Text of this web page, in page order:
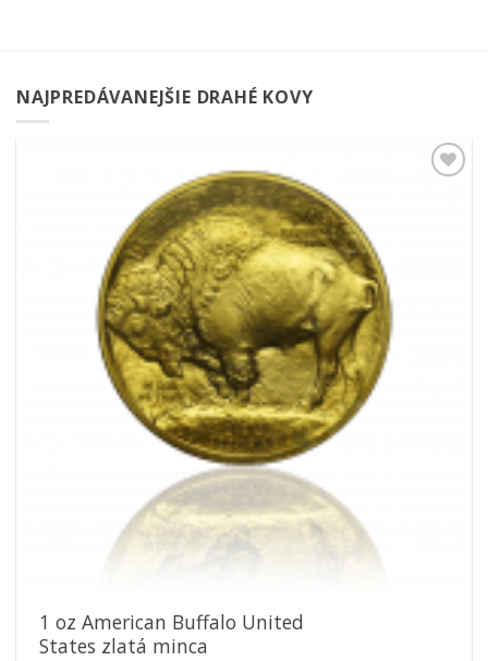
NAJPREDÁVANEJŠIE DRAHÉ KOVY
1 oz American Buffalo United
States zlatá minca